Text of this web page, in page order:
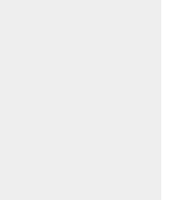
Trắc nghiệm